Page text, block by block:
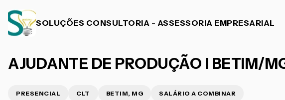
SOLUÇÕES CONSULTORIA - ASSESSORIA EMPRESARIAL
AJUDANTE DE PRODUÇÃO I BETIM/
PRESENCIAL CLT BETIM, MG SALÁRIO A COMBINAR